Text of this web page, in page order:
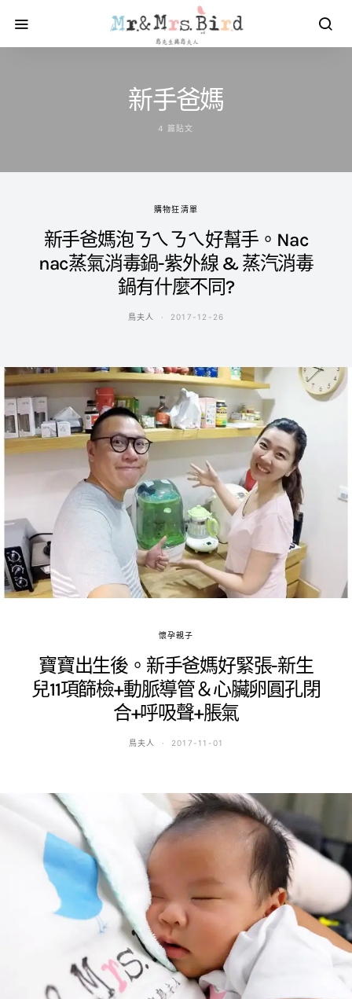
新手爸媽
4 篇貼文
購物狂清單
新手爸媽泡ㄋㄟㄋㄟ好幫手。Nac
nac蒸氣消毒鍋-紫外線 & 蒸汽消毒
鍋有什麼不同?
鳥夫人 2017-12-26
懷孕親子
寶寶出生後。新手爸媽好緊張-新生
兒11項篩檢+動脈導管＆心臟卵圓孔閉
合+呼吸聲+脹氣
鳥夫人 2017-11-01